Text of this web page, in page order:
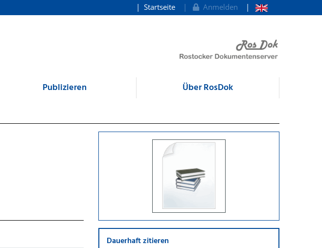
Startseite Anmelden
Publizieren Über RosDok
Dauerhaft zitieren